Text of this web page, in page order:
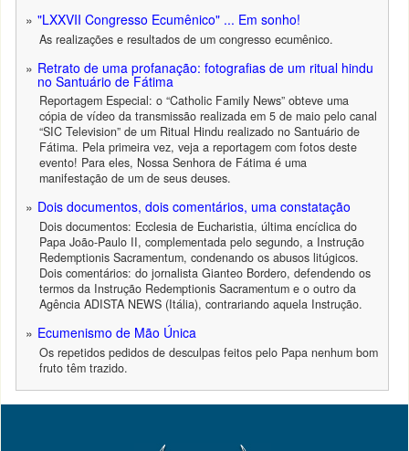
"LXXVII Congresso Ecumênico" ... Em sonho!
As realizações e resultados de um congresso ecumênico.
Retrato de uma profanação: fotografias de um ritual hindu
no Santuário de Fátima
Reportagem Especial: o “Catholic Family News” obteve uma
cópia de vídeo da transmissão realizada em 5 de maio pelo canal
“SIC Television” de um Ritual Hindu realizado no Santuário de
Fátima. Pela primeira vez, veja a reportagem com fotos deste
evento! Para eles, Nossa Senhora de Fátima é uma
manifestação de um de seus deuses.
Dois documentos, dois comentários, uma constatação
Dois documentos: Ecclesia de Eucharistia, última encíclica do
Papa João-Paulo II, complementada pelo segundo, a Instrução
Redemptionis Sacramentum, condenando os abusos litúgicos.
Dois comentários: do jornalista Gianteo Bordero, defendendo os
termos da Instrução Redemptionis Sacramentum e o outro da
Agência ADISTA NEWS (Itália), contrariando aquela Instrução.
Ecumenismo de Mão Única
Os repetidos pedidos de desculpas feitos pelo Papa nenhum bom
fruto têm trazido.